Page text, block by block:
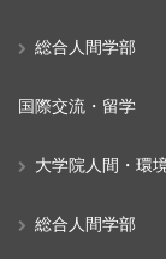
総合人間学部
国際交流・留学
大学院人間・環
総合人間学部